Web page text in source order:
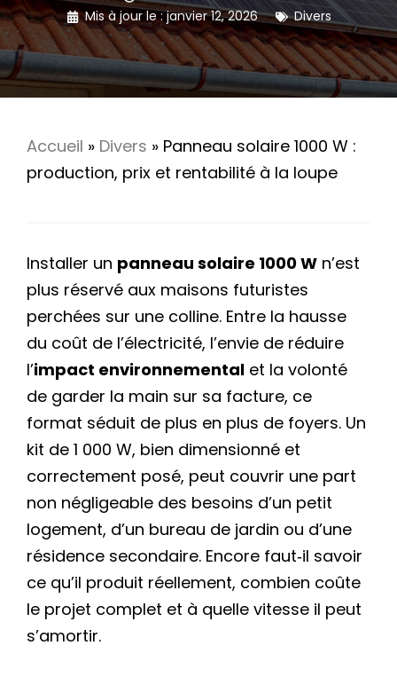
Mis à jour le :janvier 12, 2026 Divers
Accueil » Divers » Panneau solaire 1000 W :
production, prix et rentabilité à la loupe
Installer un panneau solaire 1000 W n’est
plus réservé aux maisons futuristes
perchées sur une colline. Entre la hausse
du coût de l’électricité, l’envie de réduire
l’impact environnemental et la volonté
de garder la main sur sa facture, ce
format séduit de plus en plus de foyers. Un
kit de 1 000 W, bien dimensionné et
correctement posé, peut couvrir une part
non négligeable des besoins d’un petit
logement, d’un bureau de jardin ou d’une
résidence secondaire. Encore faut‑il savoir
ce qu’il produit réellement, combien coûte
le projet complet et à quelle vitesse il peut
s’amortir.